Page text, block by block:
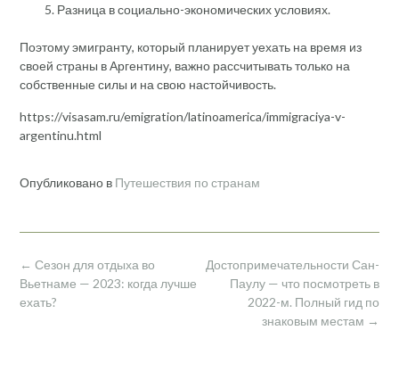
Разница в социально-экономических условиях.
Поэтому эмигранту, который планирует уехать на время из
своей страны в Аргентину, важно рассчитывать только на
собственные силы и на свою настойчивость.
https://visasam.ru/emigration/latinoamerica/immigraciya-v-
argentinu.html
Опубликовано в Путешествия по странам
Навигация
по
записям
Достопримечательности Сан-
Паулу — что посмотреть в
2022-м. Полный гид по
знаковым местам →
← Сезон для отдыха во
Вьетнаме — 2023: когда лучше
ехать?